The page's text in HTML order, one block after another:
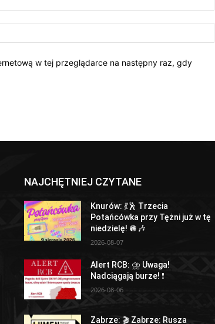
w tej przeglądarce na następny raz, gdy
NAJCHĘTNIEJ CZYTANE
Knurów: 💃🕺 Trzecia
Potańcówka przy Tężni już w tę
niedzielę! 🪩🎶
2026-08-07
Alert RCB: ⛈ Uwaga!
Nadciągają burze! ❗
2026-08-06
Zabrze: 🎬 Zabrze: Rusza